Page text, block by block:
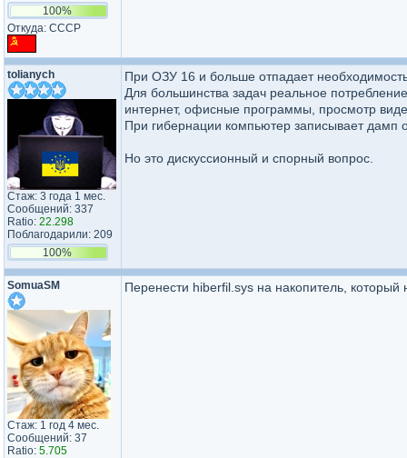
100%
Откуда: CCCP
tolianych
Стаж: 3 года 1 мес.
Сообщений: 337
Ratio: 22.298
Поблагодарили: 209
100%
При ОЗУ 16 и больше отпадает
Для большинства задач реальное
интернет, офисные программы, просмотр
При гибернации компьютер записывает
Но это дискуссионный и спорный вопрос.
SomuaSM
Стаж: 1 год 4 мес.
Сообщений: 37
Ratio: 5.705
Перенести hiberfil.sys на накопитель, который